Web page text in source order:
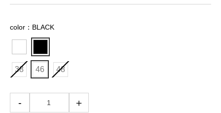
color：BLACK
38 46 48